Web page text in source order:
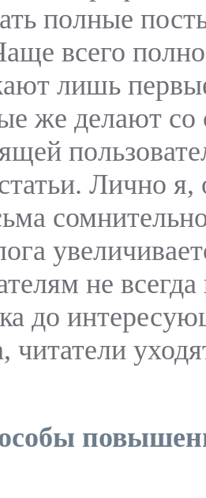
полные
всего
лишь
же делают со
Лично я,
не
до
читатели